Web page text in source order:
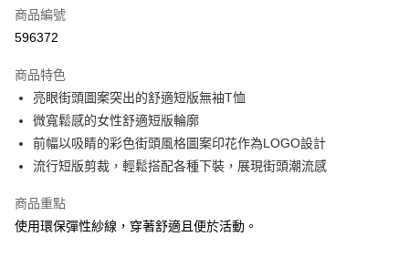
Apple Pay
AlipayHK
WeChat Pay
送貨方式
付款後順豐站及營業點
每筆HK$50.00，滿HK$499.00或以上免運費
商品編號
596372
商品特色
亮眼街頭圖案突出的舒適短版無袖T恤
微寬鬆感的女性舒適短版輪廓
前幅以吸睛的彩色街頭風格圖案印花作為LOGO設計
流行短版剪裁，輕鬆搭配各種下裝，展現街頭潮流感
商品重點
使用環保彈性紗線，穿著舒適且便於活動。